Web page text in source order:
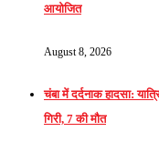
आयोजित
August 8, 2026
चंबा में दर्दनाक हादसा:
गिरी, 7 की मौत